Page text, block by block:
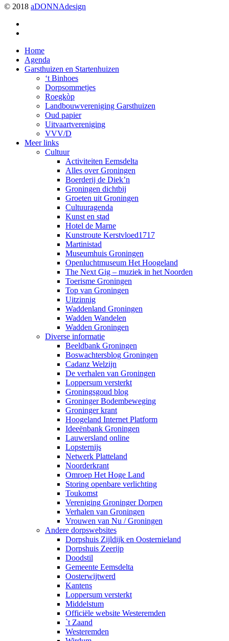
© 2018 aDONNAdesign
Close
Menu
Home
Agenda
Garsthuizen en Startenhuizen
‘t Binhoes
Dorpsommetjes
Roegkòp
Landbouwvereniging Garsthuizen
Oud papier
Uitvaartvereniging
VVV/D
Meer links
Cultuur
Activiteiten Eemsdelta
Alles over Groningen
Boerderij de Diek’n
Groningen dichtbij
Groeten uit Groningen
Cultuuragenda
Kunst en stad
Hotel de Marne
Kunstroute Kerstvloed1717
Martinistad
Museumhuis Groningen
Openluchtmuseum Het Hoogeland
The Next Gig – muziek in het Noorden
Toerisme Groningen
Top van Groningen
Uitzinnig
Waddenland Groningen
Wadden Wandelen
Wadden Groningen
Diverse informatie
Beeldbank Groningen
Boswachtersblog Groningen
Cadanz Welzijn
De verhalen van Groningen
Loppersum versterkt
Groningsgoud blog
Groninger Bodembeweging
Groninger krant
Hoogeland Internet Platform
Ideeënbank Groningen
Lauwersland online
Lopsternijs
Netwerk Platteland
Noorderkrant
Omroep Het Hoge Land
Storing openbare verlichting
Toukomst
Vereniging Groninger Dorpen
Verhalen van Groningen
Vrouwen van Nu / Groningen
Andere dorpswebsites
Dorpshuis Zijldijk en Oosternieland
Dorpshuis Zeerijp
Doodstil
Gemeente Eemsdelta
Oosterwijtwerd
Kantens
Loppersum versterkt
Middelstum
Officiële website Westeremden
`t Zaand
Westeremden